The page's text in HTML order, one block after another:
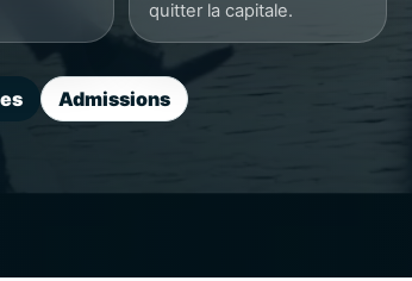
quitter la capitale.
Admissions